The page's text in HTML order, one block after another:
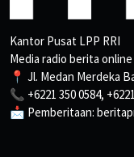
Kantor Pusat LPP RRI
Media radio berita
📍 Jl. Medan Merdeka
📞 +6221 350 0584,
📩 Pemberitaan: